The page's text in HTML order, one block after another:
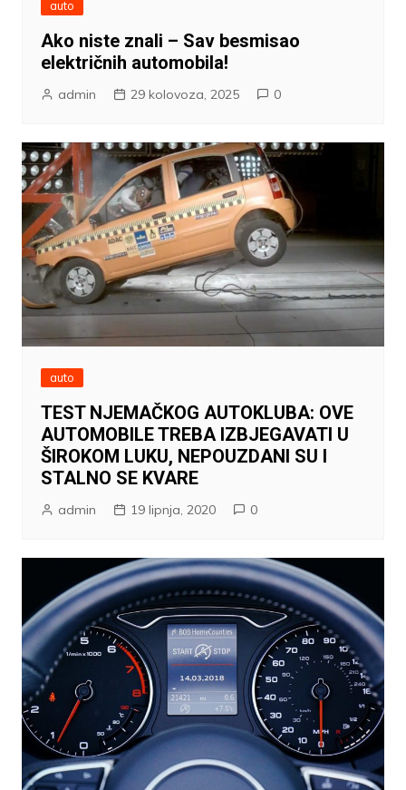
auto
Ako niste znali – Sav besmisao
električnih automobila!
admin 29 kolovoza, 2025 0
auto
TEST NJEMAČKOG AUTOKLUBA: OVE
AUTOMOBILE TREBA IZBJEGAVATI U
ŠIROKOM LUKU, NEPOUZDANI SU I
STALNO SE KVARE
admin 19 lipnja, 2020 0